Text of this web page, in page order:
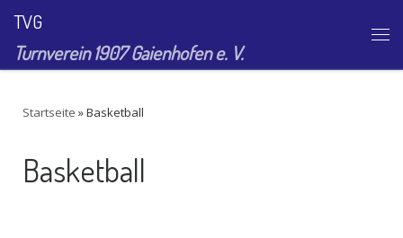
Zum Inhalt springen
TVG
Turnverein 1907 Gaienhofen e. V.
Startseite »Basketball
Basketball